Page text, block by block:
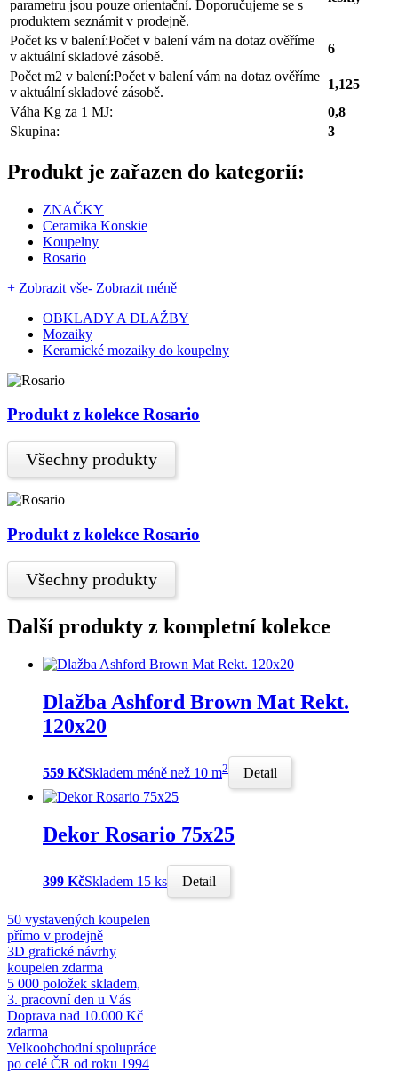
parametru jsou pouze orientační. Doporučujeme se s
produktem seznámit v prodejně.
Počet ks v balení:Počet v balení vám na dotaz ověříme
v aktuální skladové zásobě.
6
Počet m2 v balení:Počet v balení vám na dotaz ověříme
v aktuální skladové zásobě.
1,125
Váha Kg za 1 MJ:
0,8
Skupina:
3
Produkt je zařazen do kategorií:
ZNAČKY
Ceramika Konskie
Koupelny
Rosario
+ Zobrazit vše- Zobrazit méně
OBKLADY A DLAŽBY
Mozaiky
Keramické mozaiky do koupelny
Produkt z kolekce Rosario
Všechny produkty
Produkt z kolekce Rosario
Všechny produkty
Další produkty z kompletní kolekce
Dlažba Ashford Brown Mat Rekt.
120x20
559 KčSkladem méně než 10 m2 Detail
Dekor Rosario 75x25
399 KčSkladem 15 ks Detail
50 vystavených koupelen
přímo v prodejně
3D grafické návrhy
koupelen zdarma
5 000 položek skladem,
3. pracovní den u Vás
Doprava nad 10.000 Kč
zdarma
Velkoobchodní spolupráce
po celé ČR od roku 1994